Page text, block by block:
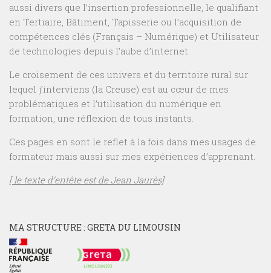
aussi divers que l’insertion professionnelle, le qualifiant
en Tertiaire, Bâtiment, Tapisserie ou l’acquisition de
compétences clés (Français – Numérique) et Utilisateur
de technologies depuis l’aube d’internet.
Le croisement de ces univers et du territoire rural sur
lequel j’interviens (la Creuse) est au cœur de mes
problématiques et l’utilisation du numérique en
formation, une réflexion de tous instants.
Ces pages en sont le reflet à la fois dans mes usages de
formateur mais aussi sur mes expériences d’apprenant.
[ le texte d’entête est de Jean Jaurès]
MA STRUCTURE : GRETA DU LIMOUSIN